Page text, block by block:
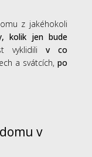
z jakéhokoli
kolik jen bude
vyklidili v co
a svátcích, po
v